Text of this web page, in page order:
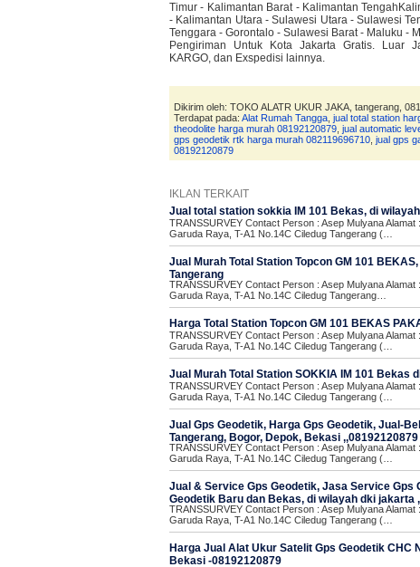
Timur - Kalimantan Barat - Kalimantan
- Kalimantan Utara - Sulawesi Utara - Sulawesi
Tenggara - Gorontalo - Sulawesi Barat - Maluku -
Pengiriman Untuk Kota Jakarta Gratis. Luar
KARGO, dan Exspedisi lainnya.
Dikirim oleh: TOKO ALATR UKUR JAKA, tangerang,
Terdapat pada: Alat Rumah Tangga jual total station
theodolite harga murah 08192120879 jual automatic
gps geodetik rtk harga murah 082119696710 jual gps
08192120879
IKLAN TERKAIT
Jual total station sokkia IM 101 Bekas, di
TRANSSURVEY Contact Person : Asep Mulyana Alamat
Garuda Raya, T-A1 No.14C Ciledug Tangerang (…
Jual Murah Total Station Topcon GM 101
Tangerang
TRANSSURVEY Contact Person : Asep Mulyana Alamat
Garuda Raya, T-A1 No.14C Ciledug Tangerang…
Harga Total Station Topcon GM 101 BEKAS
TRANSSURVEY Contact Person : Asep Mulyana Alamat
Garuda Raya, T-A1 No.14C Ciledug Tangerang (…
Jual Murah Total Station SOKKIA IM 101 Bekas
TRANSSURVEY Contact Person : Asep Mulyana Alamat
Garuda Raya, T-A1 No.14C Ciledug Tangerang (…
Jual Gps Geodetik, Harga Gps Geodetik, Jual-
Tangerang, Bogor, Depok, Bekasi ,,08192120879
TRANSSURVEY Contact Person : Asep Mulyana Alamat
Garuda Raya, T-A1 No.14C Ciledug Tangerang (…
Jual & Service Gps Geodetik, Jasa Service Gps
Geodetik Baru dan Bekas, di wilayah dki jakarta ,,
TRANSSURVEY Contact Person : Asep Mulyana Alamat
Garuda Raya, T-A1 No.14C Ciledug Tangerang (…
Harga Jual Alat Ukur Satelit Gps Geodetik CHC
Bekasi -08192120879